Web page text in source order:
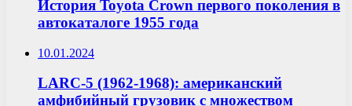
История Toyota Crown первого поколения в
автокаталоге 1955 года
10.01.2024
LARC-5 (1962-1968): американский
амфибийный грузовик с множеством